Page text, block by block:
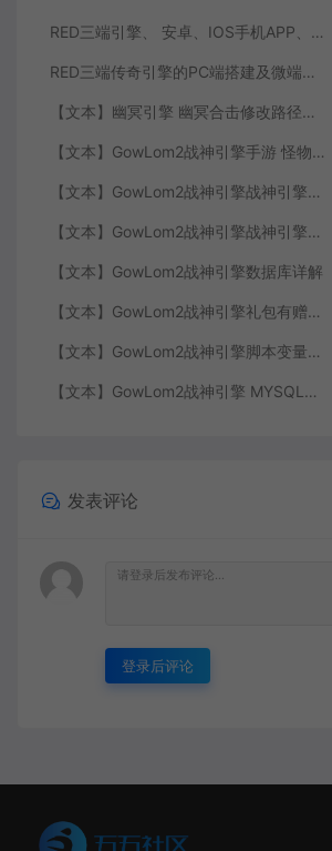
RED三端引擎、 安卓、IOS手机APP、列表修改、及微端的搭建方法-特约制作
RED三端传奇引擎的PC端搭建及微端服务器搭建教程
【文本】幽冥引擎 幽冥合击修改路径大全 部分注释介绍
【文本】GowLom2战神引擎手游 怪物部分攻击代码
【文本】GowLom2战神引擎战神引擎复古传奇 玩家属性
【文本】GowLom2战神引擎战神引擎DB表mir库 详细介绍
【文本】GowLom2战神引擎数据库详解
【文本】GowLom2战神引擎礼包有赠字修改掉 可以丢弃
【文本】GowLom2战神引擎脚本变量大全
【文本】GowLom2战神引擎 MYSQL安装时出现问题（The service already exists）
发表评论
登录后评论